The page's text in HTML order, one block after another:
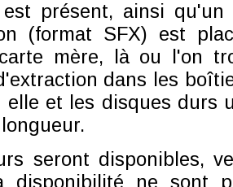
présent, ainsi qu'un
(format SFX) est
mère, là ou l'on
dans les
elle et les disques durs
seront disponibles,
disponibilité ne sont